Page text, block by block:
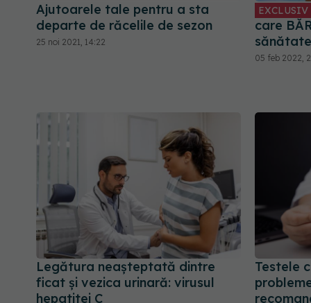
Ajutoarele tale pentru a sta
departe de răcelile de sezon
25 noi 2021, 14:22
EXCLUSIV
care
05 feb 2022,
Legătura neașteptată dintre
ficat și vezica urinară: virusul
hepatitei C
Testele